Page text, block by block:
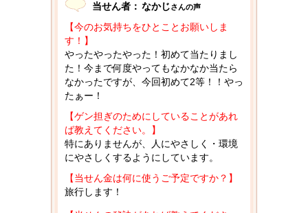
当せん者： なかじさんの声
【今のお気持ちをひとことお願いしま
す！】
やったやったやった！初めて当たりまし
た！今まで何度やってもなかなか当たら
なかったですが、今回初めて2等！！やっ
たぁー！
【ゲン担ぎのためにしていることがあれ
ば教えてください。】
特にありませんが、人にやさしく・環境
にやさしくするようにしています。
【当せん金は何に使うご予定ですか？】
旅行します！